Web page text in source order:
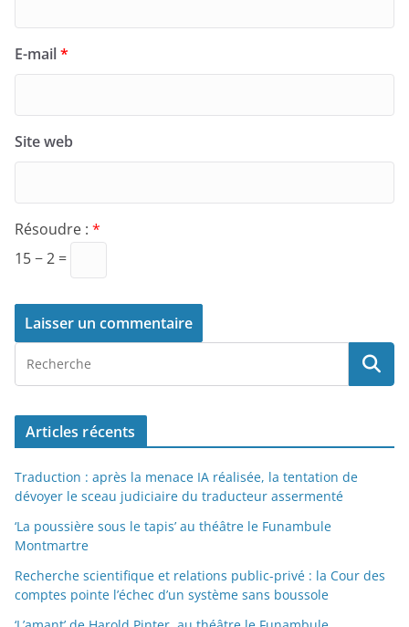
E-mail*
Site web
Résoudre : *
15 − 2 =
Articles récents
Traduction : après la menace IA réalisée, la tentation de
dévoyer le sceau judiciaire du traducteur assermenté
‘La poussière sous le tapis’ au théâtre le Funambule
Montmartre
Recherche scientifique et relations public-privé : la Cour des
comptes pointe l’échec d’un système sans boussole